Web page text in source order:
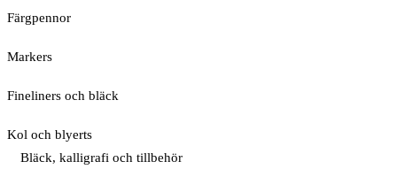
Färgpennor
Markers
Fineliners och bläck
Kol och blyerts
Bläck, kalligrafi och tillbehör